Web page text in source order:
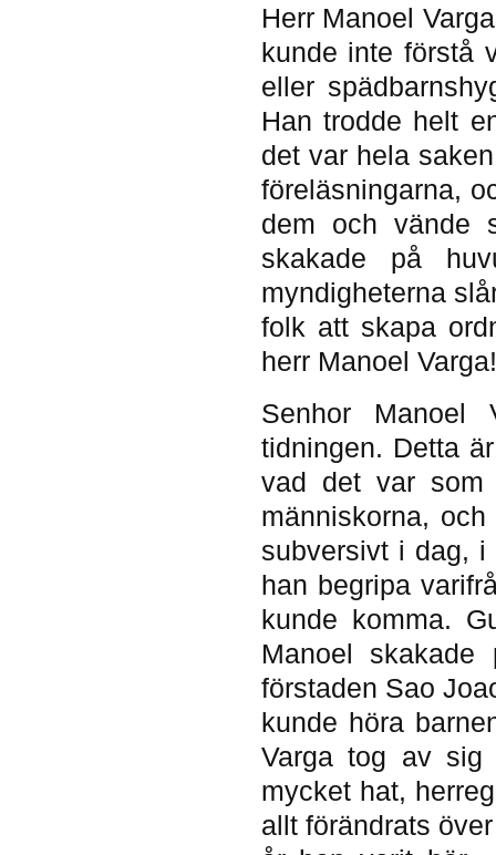
Herr Manoel
kunde inte förstå
eller
Han trodde helt
det var hela
föreläsningarna,
dem och vände
skakade på
myndigheterna
folk att skapa
herr Manoel
Senhor
tidningen. Detta
vad det var som
människorna,
subversivt i dag, i
han begripa
kunde komma.
Manoel
förstaden Sao
kunde höra
Varga tog av sig
mycket hat,
allt förändrats